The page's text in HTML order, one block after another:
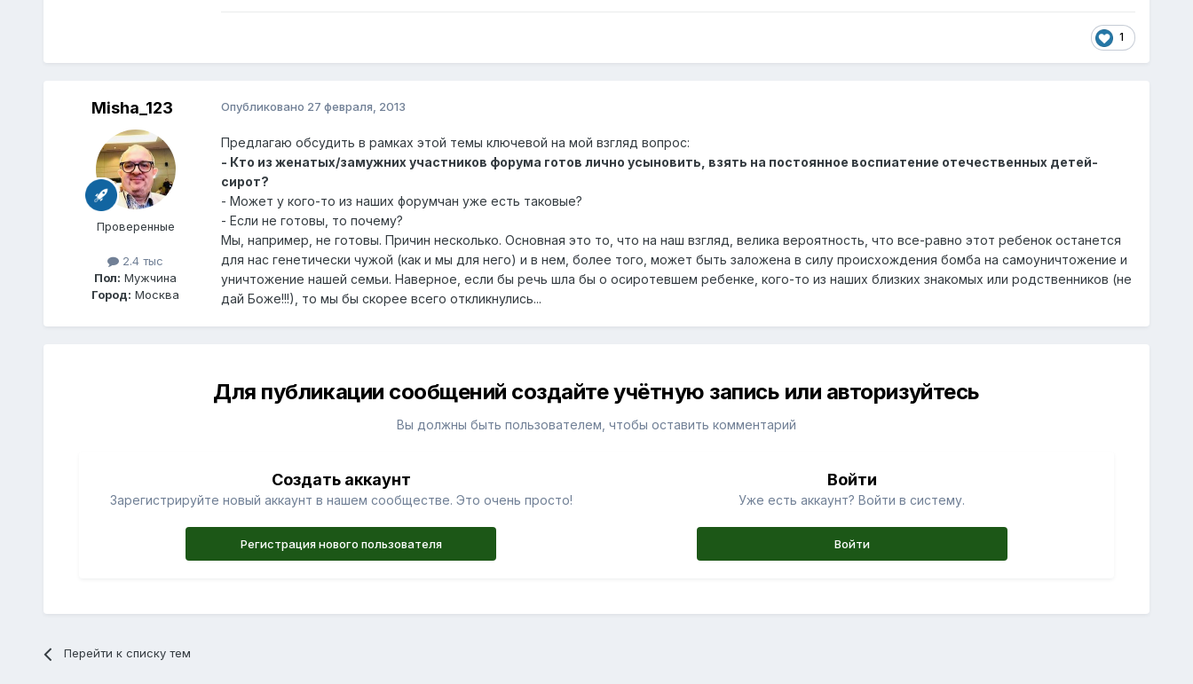
1
Misha_123
Проверенные
2.4 тыс
Пол: Мужчина
Город: Москва
Опубликовано 27 февраля, 2013
Предлагаю обсудить в рамках этой темы ключевой на мой взгляд вопрос:
- Кто из женатых/замужних участников форума готов лично усыновить, взять на постоянное воспиатение отечественных детей-
сирот?
- Может у кого-то из наших форумчан уже есть таковые?
- Если не готовы, то почему?
Мы, например, не готовы. Причин несколько. Основная это то, что на наш взгляд, велика вероятность, что все-равно этот ребенок останется
для нас генетически чужой (как и мы для него) и в нем, более того, может быть заложена в силу происхождения бомба на самоуничтожение и
уничтожение нашей семьи. Наверное, если бы речь шла бы о осиротевшем ребенке, кого-то из наших близких знакомых или родственников (не
дай Боже!!!), то мы бы скорее всего откликнулись...
Для публикации сообщений создайте учётную запись или авторизуйтесь
Вы должны быть пользователем, чтобы оставить комментарий
Создать аккаунт
Зарегистрируйте новый аккаунт в нашем сообществе. Это очень просто!
Регистрация нового пользователя
Войти
Уже есть аккаунт? Войти в систему.
Войти
Перейти к списку тем